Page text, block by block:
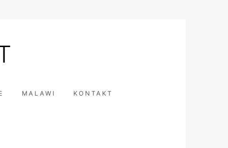
MALAWI KONTAKT